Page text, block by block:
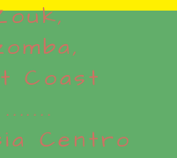
Coast
Centro